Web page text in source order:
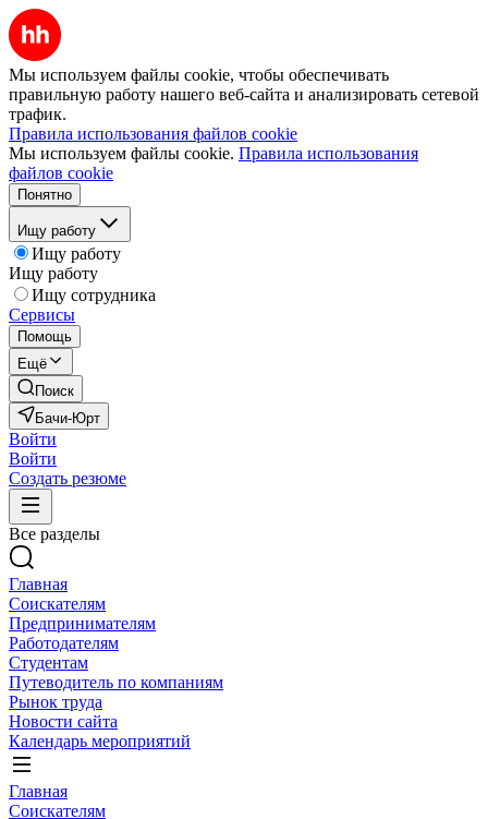
Мы используем файлы cookie, чтобы обеспечивать
правильную работу нашего веб-сайта и анализировать сетевой
трафик.
Правила использования файлов cookie
Мы используем файлы cookie. Правила использования
файлов cookie
Понятно
Ищу работу
Ищу работу
Ищу работу
Ищу сотрудника
Сервисы
Помощь
Ещё
Поиск
Бачи-Юрт
Войти
Войти
Создать резюме
Все разделы
Главная
Соискателям
Предпринимателям
Работодателям
Студентам
Путеводитель по компаниям
Рынок труда
Новости сайта
Календарь мероприятий
Главная
Соискателям